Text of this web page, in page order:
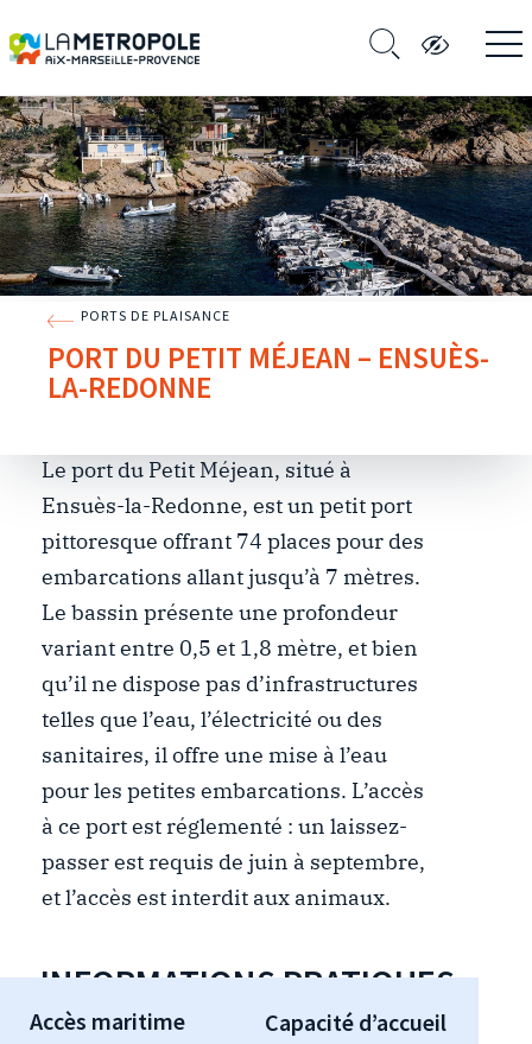
PORTS DE PLAISANCE
PORT DU PETIT MÉJEAN – ENSUÈS-
LA-REDONNE
Le port du Petit Méjean, situé à
Ensuès-la-Redonne, est un petit port
pittoresque offrant 74 places pour des
embarcations allant jusqu’à 7 mètres.
Le bassin présente une profondeur
variant entre 0,5 et 1,8 mètre, et bien
qu’il ne dispose pas d’infrastructures
telles que l’eau, l’électricité ou des
sanitaires, il offre une mise à l’eau
pour les petites embarcations. L’accès
à ce port est réglementé : un laissez-
passer est requis de juin à septembre,
et l’accès est interdit aux animaux.
INFORMATIONS PRATIQUES
Accès maritime Capacité d’accueil